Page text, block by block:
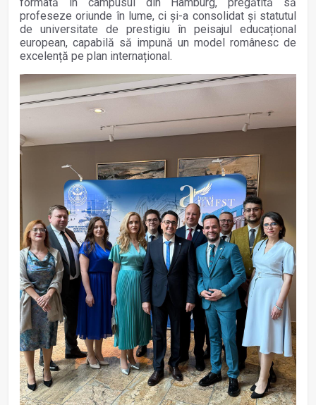
profeseze oriunde în lume, ci și-a consolidat și statutul
de universitate de prestigiu în peisajul educațional
european, capabilă să impună un model românesc de
excelență pe plan internațional.